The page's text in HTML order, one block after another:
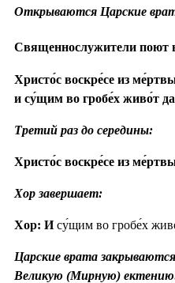
Открываются Царские
Священнослужители поют
Христо́с воскре́се из
и су́щим во гробе́х живо́т
Третий раз до середины:
Христо́с воскре́се из
Хор завершает:
Хор: Ису́щим во гробе́х
Царские врата
Великую (Мирную)